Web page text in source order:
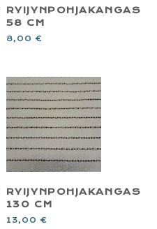
RYIJYNPOHJAKANGAS
58 CM
8,00 €
RYIJYNPOHJAKANGAS
130 CM
13,00 €